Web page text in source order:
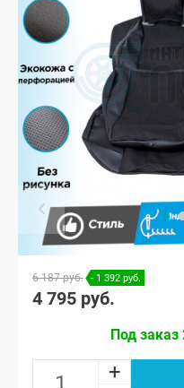
6 187 руб. - 1 392 руб.
4 795 руб.
Под заказ
+